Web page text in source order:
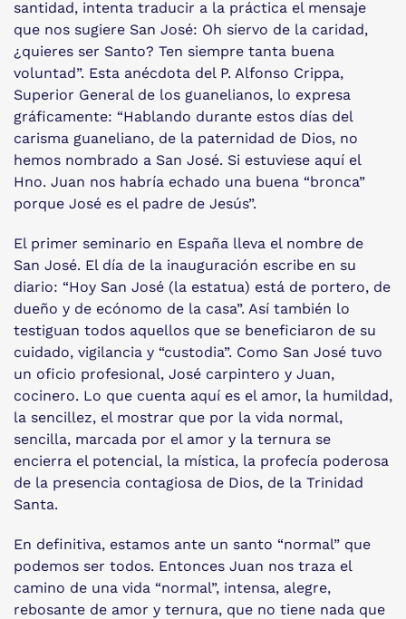
santidad, intenta traducir a la práctica el mensaje
que nos sugiere San José: Oh siervo de la caridad,
¿quieres ser Santo? Ten siempre tanta buena
voluntad”. Esta anécdota del P. Alfonso Crippa,
Superior General de los guanelianos, lo expresa
gráficamente: “Hablando durante estos días del
carisma guaneliano, de la paternidad de Dios, no
hemos nombrado a San José. Si estuviese aquí el
Hno. Juan nos habría echado una buena “bronca”
porque José es el padre de Jesús”.
El primer seminario en España lleva el nombre de
San José. El día de la inauguración escribe en su
diario: “Hoy San José (la estatua) está de portero, de
dueño y de ecónomo de la casa”. Así también lo
testiguan todos aquellos que se beneficiaron de su
cuidado, vigilancia y “custodia”. Como San José tuvo
un oficio profesional, José carpintero y Juan,
cocinero. Lo que cuenta aquí es el amor, la humildad,
la sencillez, el mostrar que por la vida normal,
sencilla, marcada por el amor y la ternura se
encierra el potencial, la mística, la profecía poderosa
de la presencia contagiosa de Dios, de la Trinidad
Santa.
En definitiva, estamos ante un santo “normal” que
podemos ser todos. Entonces Juan nos traza el
camino de una vida “normal”, intensa, alegre,
rebosante de amor y ternura, que no tiene nada que